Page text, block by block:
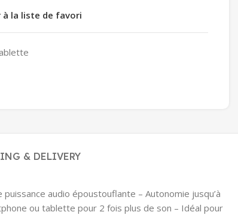
la liste de favori
& DELIVERY
audio époustouflante – Autonomie jusqu’à
ou tablette pour 2 fois plus de son – Idéal pour